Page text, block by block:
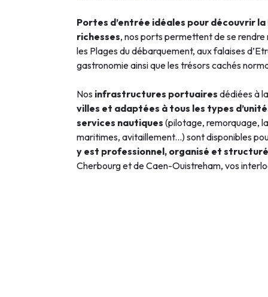
Portes d’entrée idéales pour découvrir
richesses, nos ports permettent de se
les Plages du débarquement, aux falaises
gastronomie ainsi que les trésors cachés
Nos infrastructures portuaires dédiées à
villes et adaptées à tous les types
services nautiques (pilotage, remorquage,
maritimes, avitaillement...) sont disponibles
y est professionnel, organisé et structuré
Cherbourg et de Caen-Ouistreham, vos